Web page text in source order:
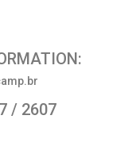
/ 2607